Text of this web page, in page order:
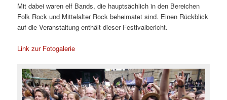
Mit dabei waren elf Bands, die hauptsächlich in den Bereichen
Folk Rock und Mittelalter Rock beheimatet sind. Einen Rückblick
auf die Veranstaltung enthält dieser Festivalbericht.
Link zur Fotogalerie